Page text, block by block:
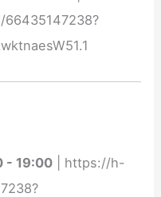
- 19:00
https://h-